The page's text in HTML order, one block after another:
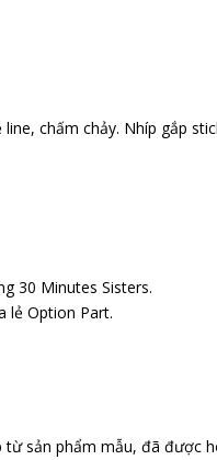
chấm chảy. Nhíp gắp
30 Minutes Sisters.
lẻ Option Part.
từ sản phẩm mẫu, đã